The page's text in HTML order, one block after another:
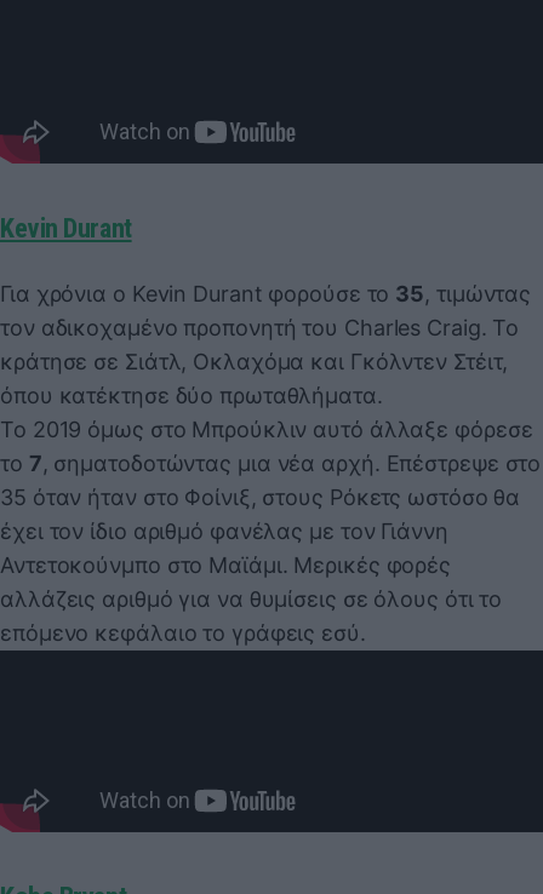
Kevin Durant
Για χρόνια ο Kevin Durant φορούσε το 35, τιμώντας
τον αδικοχαμένο προπονητή του Charles Craig. Το
κράτησε σε Σιάτλ, Οκλαχόμα και Γκόλντεν Στέιτ,
όπου κατέκτησε δύο πρωταθλήματα.
Το 2019 όμως στο Μπρούκλιν αυτό άλλαξε φόρεσε
το 7, σηματοδοτώντας μια νέα αρχή. Επέστρεψε στο
35 όταν ήταν στο Φοίνιξ, στους Ρόκετς ωστόσο θα
έχει τον ίδιο αριθμό φανέλας με τον Γιάννη
Αντετοκούνμπο στο Μαϊάμι. Μερικές φορές
αλλάζεις αριθμό για να θυμίσεις σε όλους ότι το
επόμενο κεφάλαιο το γράφεις εσύ.